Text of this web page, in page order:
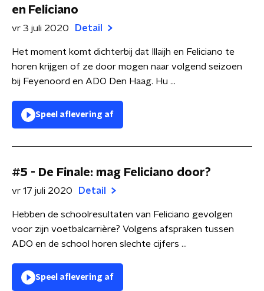
en Feliciano
vr 3 juli 2020 Detail
Het moment komt dichterbij dat Illaijh en Feliciano te
horen krijgen of ze door mogen naar volgend seizoen
bij Feyenoord en ADO Den Haag. Hu ...
Speel aflevering af
#5 - De Finale: mag Feliciano door?
vr 17 juli 2020 Detail
Hebben de schoolresultaten van Feliciano gevolgen
voor zijn voetbalcarrière? Volgens afspraken tussen
ADO en de school horen slechte cijfers ...
Speel aflevering af